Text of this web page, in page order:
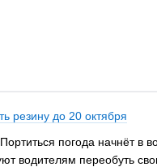
резину до 20 октября
погода начнёт
водителям переобуть